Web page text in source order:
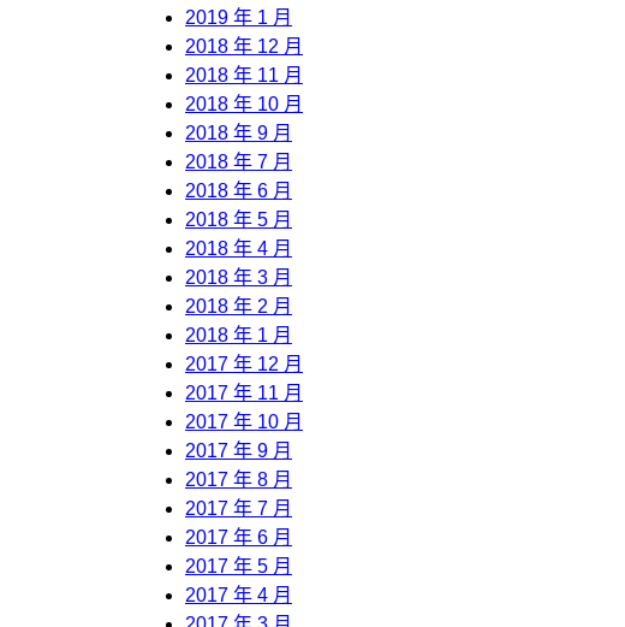
2019 年 1 月
2018 年 12 月
2018 年 11 月
2018 年 10 月
2018 年 9 月
2018 年 7 月
2018 年 6 月
2018 年 5 月
2018 年 4 月
2018 年 3 月
2018 年 2 月
2018 年 1 月
2017 年 12 月
2017 年 11 月
2017 年 10 月
2017 年 9 月
2017 年 8 月
2017 年 7 月
2017 年 6 月
2017 年 5 月
2017 年 4 月